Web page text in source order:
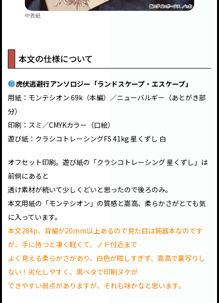
中表紙
本文の仕様について
虎伏逃避行アンソロジー「ランドスケープ・エスケープ」
用紙：モンテシオン 69k（本編）／ニューバルギー（あとがき部
分）
印刷：スミ／CMYKカラー（口絵）
遊び紙：クラシコトレーシングFS 41kg 星くずし 白
オフセット印刷。遊び紙の「クラシコトレーシング 星くずし」は
前側にあると
透け素材が続いて少しくどいと思ったので後ろのみ。
本文用紙の「モンテシオン」の質感と嵩高、柔らかさがとても気
に入っています。
本文284p、背幅が20mm以上あるので見た目は鈍器本なのです
が、手に持つと凄く軽くて、ノド付近まで
よく見える柔らかさがあり、白色が眩しすぎず、嵩高で裏写りし
ない！劣化しやすく、黒ベタで印刷ヌケが
できやすい弱点がありますが、それも味かなと思います。